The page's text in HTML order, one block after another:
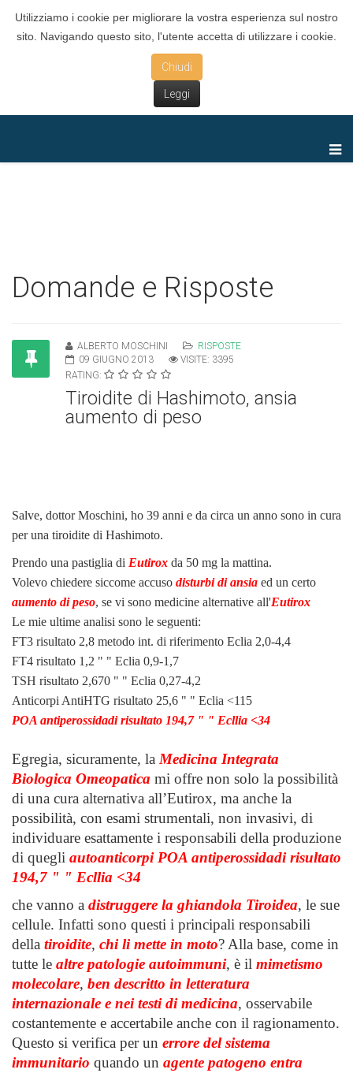
Utilizziamo i cookie per migliorare la vostra esperienza sul nostro
sito. Navigando questo sito, l'utente accetta di utilizzare i cookie.
Chiudi
Leggi
Domande e Risposte
ALBERTO MOSCHINI
RISPOSTE
09 GIUGNO 2013
VISITE: 3395
RATING:
Tiroidite di Hashimoto, ansia
aumento di peso
Salve, dottor Moschini, ho 39 anni e da circa un anno sono in cura
per una tiroidite di Hashimoto.
Prendo una pastiglia di Eutirox da 50 mg la mattina.
Volevo chiedere siccome accuso disturbi di ansia ed un certo
aumento di peso, se vi sono medicine alternative all'Eutirox
Le mie ultime analisi sono le seguenti:
FT3 risultato 2,8 metodo int. di riferimento Eclia 2,0-4,4
FT4 risultato 1,2 " " Eclia 0,9-1,7
TSH risultato 2,670 " " Eclia 0,27-4,2
Anticorpi AntiHTG risultato 25,6 " " Eclia <115
POA antiperossidadi risultato 194,7 " " Ecllia <34
Egregia, sicuramente, la Medicina Integrata
Biologica Omeopatica mi offre non solo la possibilità
di una cura alternativa all’Eutirox, ma anche la
possibilità, con esami strumentali, non invasivi, di
individuare esattamente i responsabili della produzione
di quegli autoanticorpi POA antiperossidadi risultato
194,7 " " Ecllia <34
che vanno a distruggere la ghiandola Tiroidea, le sue
cellule. Infatti sono questi i principali responsabili
della tiroidite, chi li mette in moto? Alla base, come in
tutte le altre patologie autoimmuni, è il mimetismo
molecolare, ben descritto in letteratura
internazionale e nei testi di medicina, osservabile
costantemente e accertabile anche con il ragionamento.
Questo si verifica per un errore del sistema
immunitario quando un agente patogeno entra